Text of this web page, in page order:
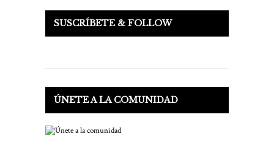
SUSCRÍBETE & FOLLOW
ÚNETE A LA COMUNIDAD